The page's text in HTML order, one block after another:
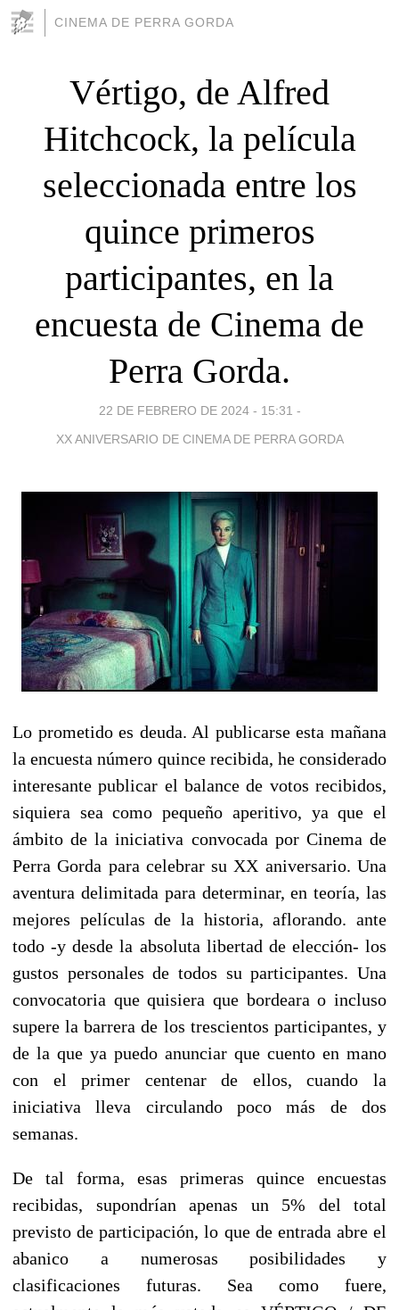
CINEMA DE PERRA GORDA
Vértigo, de Alfred
Hitchcock, la película
seleccionada entre los
quince primeros
participantes, en la
encuesta de Cinema de
Perra Gorda.
22 DE FEBRERO DE 2024 - 15:31 -
XX ANIVERSARIO DE CINEMA DE PERRA GORDA
Lo prometido es deuda. Al publicarse esta mañana
la encuesta número quince recibida, he considerado
interesante publicar el balance de votos recibidos,
siquiera sea como pequeño aperitivo, ya que el
ámbito de la iniciativa convocada por Cinema de
Perra Gorda para celebrar su XX aniversario. Una
aventura delimitada para determinar, en teoría, las
mejores películas de la historia, aflorando. ante
todo -y desde la absoluta libertad de elección- los
gustos personales de todos su participantes. Una
convocatoria que quisiera que bordeara o incluso
supere la barrera de los trescientos participantes, y
de la que ya puedo anunciar que cuento en mano
con el primer centenar de ellos, cuando la
iniciativa lleva circulando poco más de dos
semanas.
De tal forma, esas primeras quince encuestas
recibidas, supondrían apenas un 5% del total
previsto de participación, lo que de entrada abre el
abanico a numerosas posibilidades y
clasificaciones futuras. Sea como fuere,